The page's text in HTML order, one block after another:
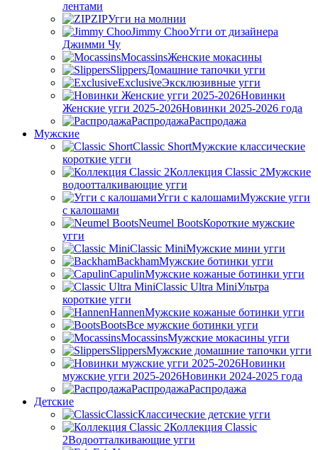
лентами
ZIPУгги на молнии
Jimmy ChooУгги от дизайнера
Джимми Чу
MocassinsЖенские мокасины
SlippersДомашние тапочки угги
ExclusiveЭксклюзивные угги
Новинки
Женские угги 2025-2026Новинки 2025-2026 года
РаспродажаРаспродажа
Мужские
Classic ShortМужские классические
короткие угги
Коллекция Classic 2Мужские
водоотталкивающие угги
Угги с калошамиМужские угги
с калошами
Neumel BootsКороткие мужские
угги
Classic MiniМужские мини угги
BackhamМужские ботинки угги
CapulinМужские кожаные ботинки угги
Classic Ultra MiniУльтра
короткие угги
HannenМужские кожаные ботинки угги
BootsВсе мужские ботинки угги
MocassinsМужские мокасины угги
SlippersМужские домашние тапочки угги
Новинки
мужские угги 2025-2026Новинки 2024-2025 года
РаспродажаРаспродажа
Детские
ClassicКлассические детские угги
Коллекция Classic
2Водоотталкивающие угги